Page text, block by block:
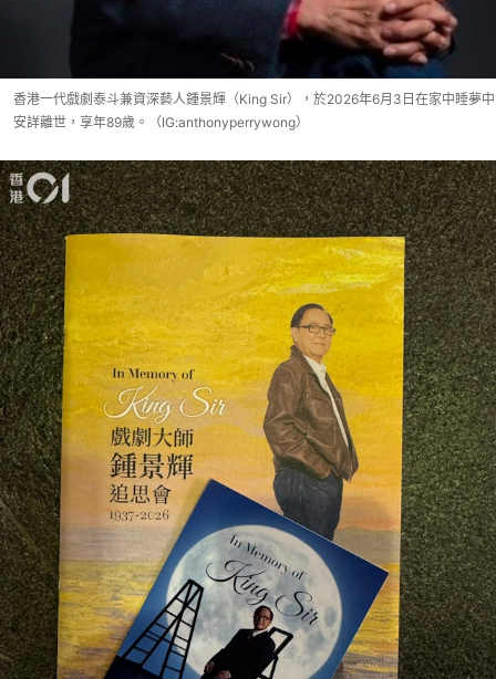
香港一代戲劇泰斗兼資深藝人鍾景輝（King Sir），於2026年6月3日在家中睡夢中
安詳離世，享年89歲。（IG:anthonyperrywong）